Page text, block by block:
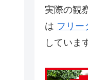
実際の観
は フリー
していま